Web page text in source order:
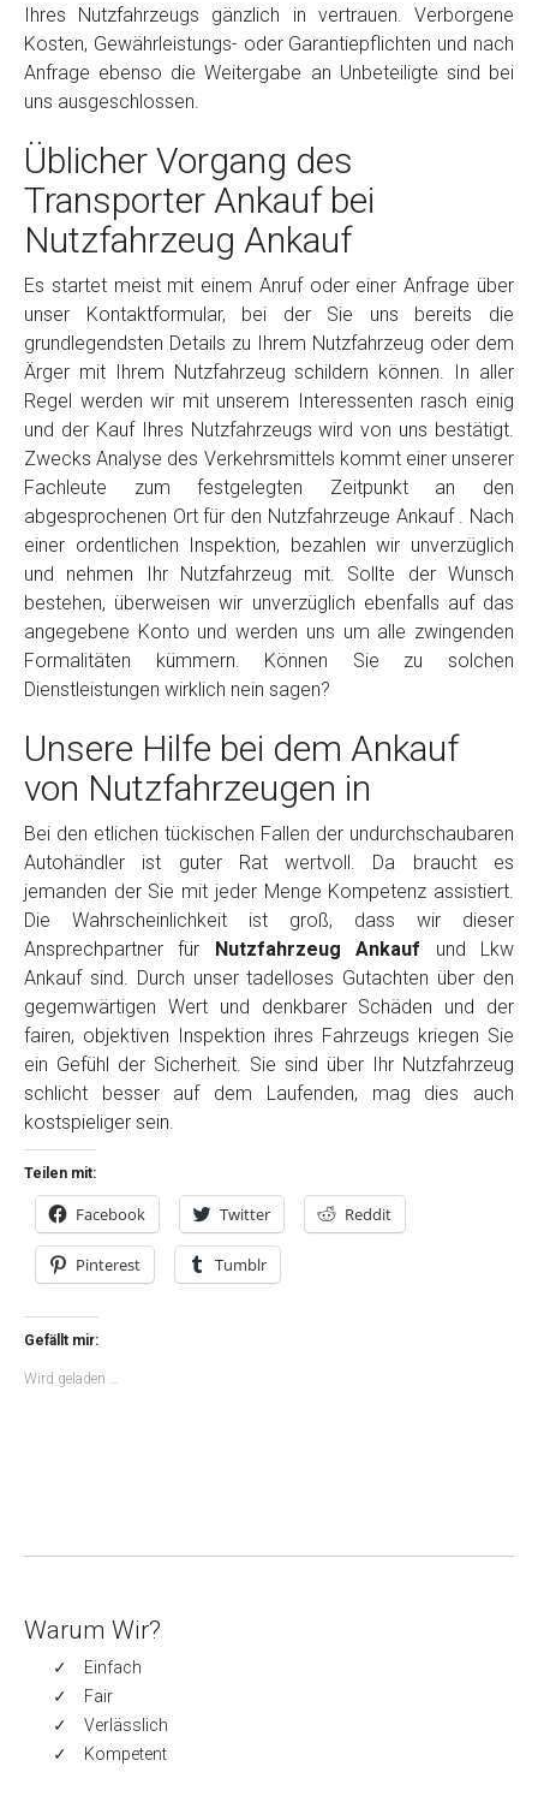
Ihres Nutzfahrzeugs gänzlich in vertrauen. Verborgene
Kosten, Gewährleistungs- oder Garantiepflichten und nach
Anfrage ebenso die Weitergabe an Unbeteiligte sind bei
uns ausgeschlossen.
Üblicher Vorgang des
Transporter Ankauf bei
Nutzfahrzeug Ankauf
Es startet meist mit einem Anruf oder einer Anfrage über
unser Kontaktformular, bei der Sie uns bereits die
grundlegendsten Details zu Ihrem Nutzfahrzeug oder dem
Ärger mit Ihrem Nutzfahrzeug schildern können. In aller
Regel werden wir mit unserem Interessenten rasch einig
und der Kauf Ihres Nutzfahrzeugs wird von uns bestätigt.
Zwecks Analyse des Verkehrsmittels kommt einer unserer
Fachleute zum festgelegten Zeitpunkt an den
abgesprochenen Ort für den Nutzfahrzeuge Ankauf . Nach
einer ordentlichen Inspektion, bezahlen wir unverzüglich
und nehmen Ihr Nutzfahrzeug mit. Sollte der Wunsch
bestehen, überweisen wir unverzüglich ebenfalls auf das
angegebene Konto und werden uns um alle zwingenden
Formalitäten kümmern. Können Sie zu solchen
Dienstleistungen wirklich nein sagen?
Unsere Hilfe bei dem Ankauf
von Nutzfahrzeugen in
Bei den etlichen tückischen Fallen der undurchschaubaren
Autohändler ist guter Rat wertvoll. Da braucht es
jemanden der Sie mit jeder Menge Kompetenz assistiert.
Die Wahrscheinlichkeit ist groß, dass wir dieser
Ansprechpartner für
Nutzfahrzeug Ankauf und Lkw
Ankauf sind. Durch unser tadelloses Gutachten über den
gegemwärtigen Wert und denkbarer Schäden und der
fairen, objektiven Inspektion ihres Fahrzeugs kriegen Sie
ein Gefühl der Sicherheit. Sie sind über Ihr Nutzfahrzeug
schlicht besser auf dem Laufenden, mag dies auch
kostspieliger sein.
Teilen mit:
Facebook Twitter Reddit
Pinterest Tumblr
Gefällt mir:
Wird geladen …
Warum Wir?
Einfach
Fair
Verlässlich
Kompetent